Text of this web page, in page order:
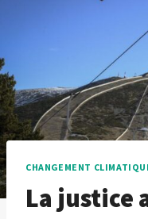
CHANGEMENT
La justice